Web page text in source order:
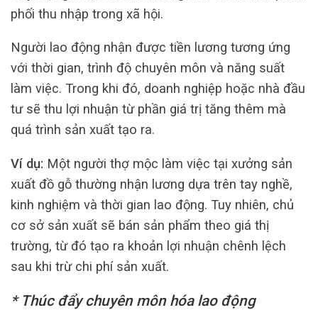
phối thu nhập trong xã hội.
Người lao động nhận được tiền lương tương ứng
với thời gian, trình độ chuyên môn và năng suất
làm việc. Trong khi đó, doanh nghiệp hoặc nhà đầu
tư sẽ thu lợi nhuận từ phần giá trị tăng thêm mà
quá trình sản xuất tạo ra.
Ví dụ: Một người thợ mộc làm việc tại xưởng sản
xuất đồ gỗ thường nhận lương dựa trên tay nghề,
kinh nghiệm và thời gian lao động. Tuy nhiên, chủ
cơ sở sản xuất sẽ bán sản phẩm theo giá thị
trường, từ đó tạo ra khoản lợi nhuận chênh lệch
sau khi trừ chi phí sản xuất.
* Thúc đẩy chuyên môn hóa lao động